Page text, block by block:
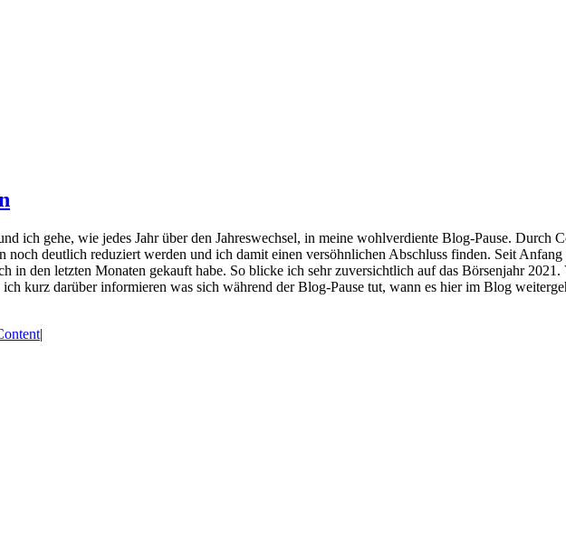
ich gehe, wie jedes Jahr über den Jahreswechsel, in meine wohlverdiente Blog-Pause. Durch
noch deutlich reduziert werden und ich damit einen versöhnlichen Abschluss finden. Seit
in den letzten Monaten gekauft habe. So blicke ich sehr zuversichtlich auf das Börsenjahr
kurz darüber informieren was sich während der Blog-Pause tut, wann es hier im Blog
|